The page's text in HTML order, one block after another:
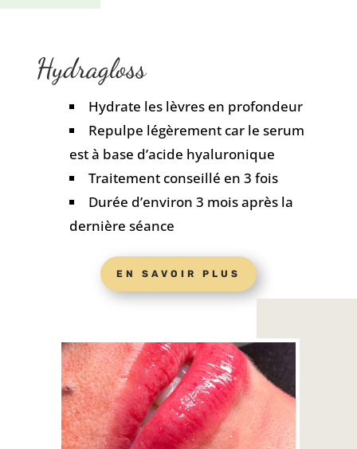
Hydragloss
Hydrate les lèvres en profondeur
Repulpe légèrement car le serum
est à base d’acide hyaluronique
Traitement conseillé en 3 fois
Durée d’environ 3 mois après la
dernière séance
EN SAVOIR PLUS